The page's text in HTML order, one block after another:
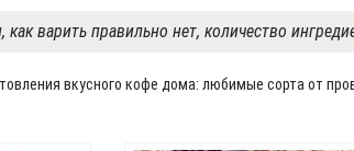
варить правильно нет, количество
вкусного кофе дома: любимые сорта от